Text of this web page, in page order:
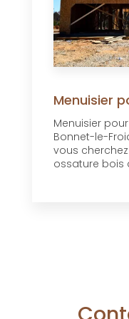
Menuisier
Menuisier
Bonnet-le-
vous
ossature bois